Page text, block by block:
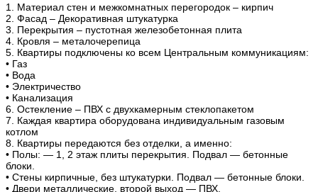
1. Материал стен и межкомнатных перегородок – кирпич
2. Фасад – Декоративная штукатурка
3. Перекрытия – пустотная железобетонная плита
4. Кровля – металочерепица
5. Квартиры подключены ко всем Центральным коммуникациям:
• Газ
• Вода
• Электричество
• Канализация
6. Остекление – ПВХ с двухкамерным стеклопакетом
7. Каждая квартира оборудована индивидуальным газовым
котлом
8. Квартиры передаются без отделки, а именно:
• Полы: — 1, 2 этаж плиты перекрытия. Подвал — бетонные
блоки.
• Стены кирпичные, без штукатурки. Подвал — бетонные блоки.
• Двери металлические, второй выход — ПВХ.